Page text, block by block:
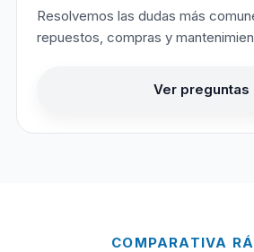
Resolvemos las dudas más
repuestos, compras y
Ver preguntas
COMPARATIVA